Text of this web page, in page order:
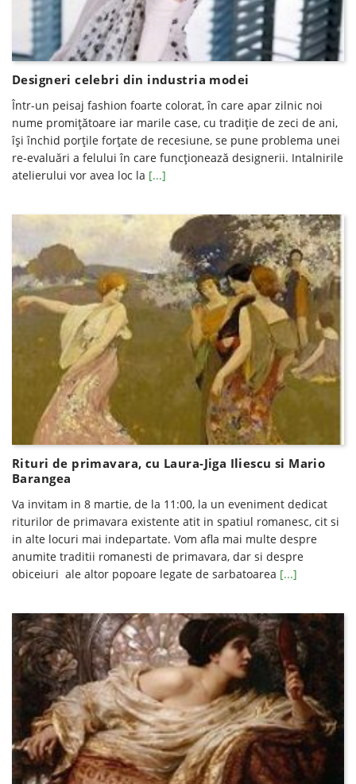
Designeri celebri din industria modei
Într-un peisaj fashion foarte colorat, în care apar zilnic noi
nume promițătoare iar marile case, cu tradiție de zeci de ani,
își închid porțile forțate de recesiune, se pune problema unei
re-evaluări a felului în care funcționează designerii. Intalnirile
atelierului vor avea loc la [...]
Rituri de primavara, cu Laura-Jiga Iliescu si Mario
Barangea
Va invitam in 8 martie, de la 11:00, la un eveniment dedicat
riturilor de primavara existente atit in spatiul romanesc, cit si
in alte locuri mai indepartate. Vom afla mai multe despre
anumite traditii romanesti de primavara, dar si despre
obiceiuri ale altor popoare legate de sarbatoarea [...]